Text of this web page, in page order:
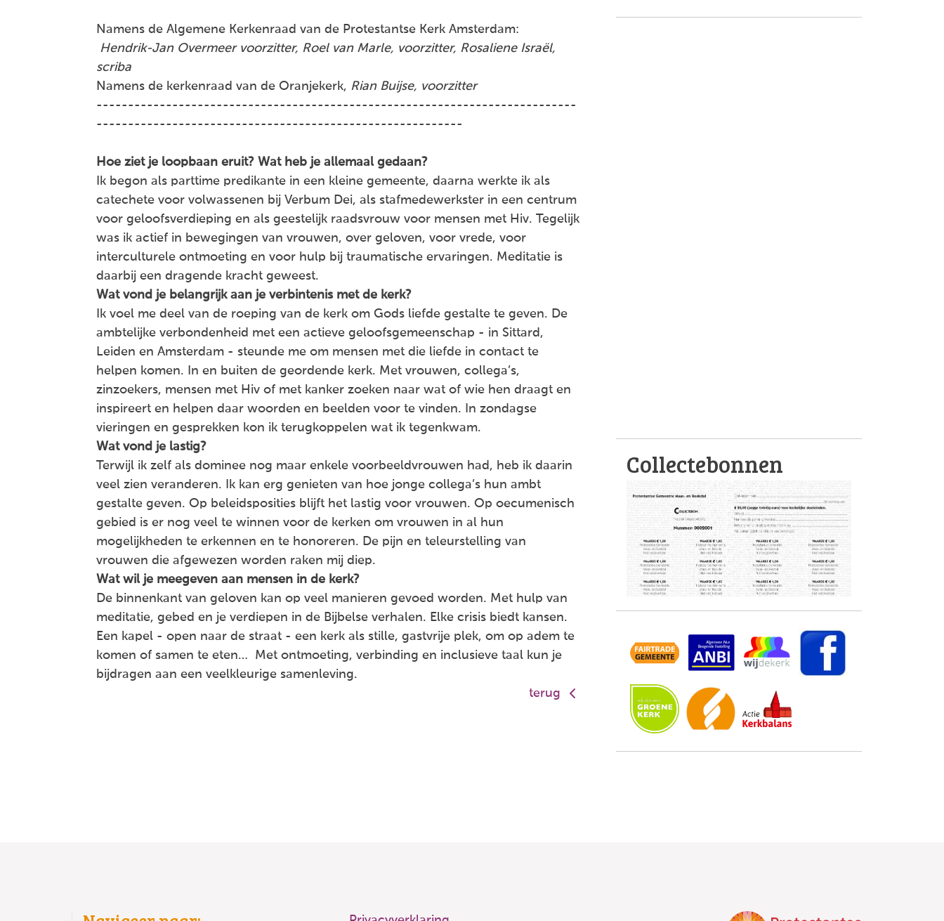
Namens de Algemene Kerkenraad van de Protestantse Kerk Amsterdam:
Hendrik-Jan Overmeer voorzitter, Roel van Marle, voorzitter, Rosaliene Israël,
scriba
Namens de kerkenraad van de Oranjekerk, Rian Buijse, voorzitter
----------------------------------------------------------------------------
----------------------------------------------------------
Hoe ziet je loopbaan eruit? Wat heb je allemaal gedaan?
Ik begon als parttime predikante in een kleine gemeente, daarna werkte ik als
catechete voor volwassenen bij Verbum Dei, als stafmedewerkster in een centrum
voor geloofsverdieping en als geestelijk raadsvrouw voor mensen met Hiv. Tegelijk
was ik actief in bewegingen van vrouwen, over geloven, voor vrede, voor
interculturele ontmoeting en voor hulp bij traumatische ervaringen. Meditatie is
daarbij een dragende kracht geweest.
Wat vond je belangrijk aan je verbintenis met de kerk?
Ik voel me deel van de roeping van de kerk om Gods liefde gestalte te geven. De
ambtelijke verbondenheid met een actieve geloofsgemeenschap - in Sittard,
Leiden en Amsterdam - steunde me om mensen met die liefde in contact te
helpen komen. In en buiten de geordende kerk. Met vrouwen, collega’s,
zinzoekers, mensen met Hiv of met kanker zoeken naar wat of wie hen draagt en
inspireert en helpen daar woorden en beelden voor te vinden. In zondagse
vieringen en gesprekken kon ik terugkoppelen wat ik tegenkwam.
Wat vond je lastig?
Terwijl ik zelf als dominee nog maar enkele voorbeeldvrouwen had, heb ik daarin
veel zien veranderen. Ik kan erg genieten van hoe jonge collega’s hun ambt
gestalte geven. Op beleidsposities blijft het lastig voor vrouwen. Op oecumenisch
gebied is er nog veel te winnen voor de kerken om vrouwen in al hun
mogelijkheden te erkennen en te honoreren. De pijn en teleurstelling van
vrouwen die afgewezen worden raken mij diep.
Wat wil je meegeven aan mensen in de kerk?
De binnenkant van geloven kan op veel manieren gevoed worden. Met hulp van
meditatie, gebed en je verdiepen in de Bijbelse verhalen. Elke crisis biedt kansen.
Een kapel - open naar de straat - een kerk als stille, gastvrije plek, om op adem te
komen of samen te eten… Met ontmoeting, verbinding en inclusieve taal kun je
bijdragen aan een veelkleurige samenleving.
terug
Collectebonnen